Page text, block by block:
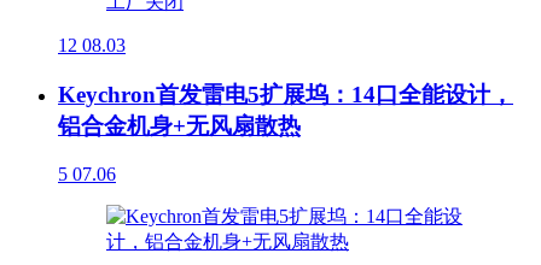
12 08.03
Keychron首发雷电5扩展坞：14口全能设计，
铝合金机身+无风扇散热
5 07.06